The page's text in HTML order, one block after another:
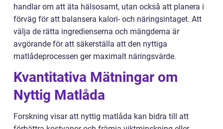
handlar om att äta hälsosamt, utan också att planera i
förväg för att balansera kalori- och näringsintaget. Att
välja de rätta ingredienserna och mängderna är
avgörande för att säkerställa att den nyttiga
matlådeprocessen ger maximalt näringsvärde.
Kvantitativa Mätningar om
Nyttig Matlåda
Forskning visar att nyttig matlåda kan bidra till att